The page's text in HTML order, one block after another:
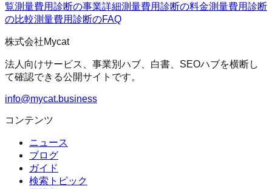
覧測量費用診断の事業詳細測量費用診断の料金測量費用診断
の比較測量費用診断のFAQ
株式会社Mycat
法人向けサービス、事業別ハブ、白書、SEOハブを横断し
て確認できる公開サイトです。
info@mycat.business
コンテンツ
ニュース
ブログ
ガイド
検索トピック